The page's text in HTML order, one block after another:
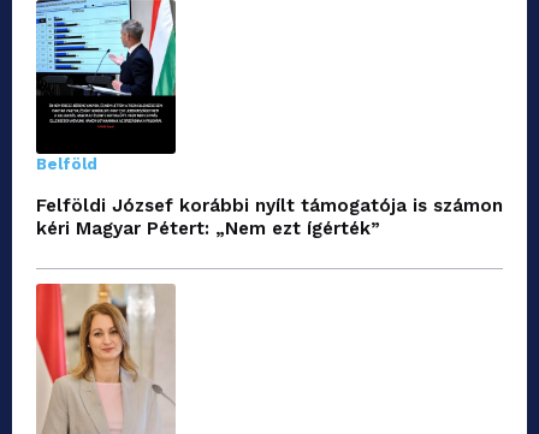
Belföld
Felföldi József korábbi nyílt támogatója is számon
kéri Magyar Pétert: „Nem ezt ígérték”